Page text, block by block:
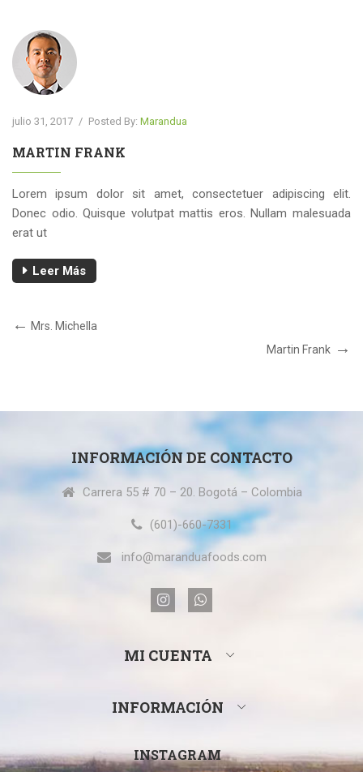
julio 31, 2017 / Posted By: Marandua
MARTIN FRANK
Lorem ipsum dolor sit amet, consectetuer adipiscing elit.
Donec odio. Quisque volutpat mattis eros. Nullam malesuada
erat ut
Leer Más
Navegación
PostMrs. Michella
Martin Frank
INFORMACIÓN DE CONTACTO
Carrera 55 # 70 – 20. Bogotá – Colombia
(601)-660-7331
info@maranduafoods.com
MI CUENTA
INFORMACIÓN
INSTAGRAM